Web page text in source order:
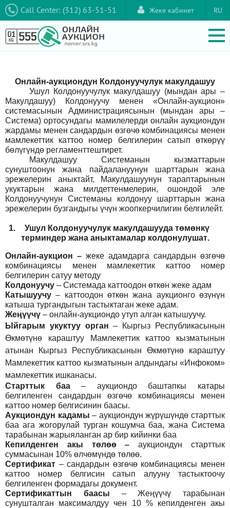
Call Center: (312) 63-51-51 RU
Жеке кабинет
Онлайн-аукциондун Колдонуучулук макулдашуу
Ушул Колдонуучулук макулдашуу (мындан ары –
Макулдашуу) Колдонуучу менен «Онлайн-аукцион»
системасынын Администрациясынын (мындан ары –
Система) ортосундагы мамилелерди онлайн аукциондун
жардамы менен сандардын өзгөчө комбинациясы менен
мамлекеттик каттоо номер белгилерин сатып өткөрүү
бөлүгүндө регламенттештирет.
Макулдашуу Системанын кызматтарын
сунуштоонун жана пайдалануунун шарттарын жана
эрежелерин аныктайт, Макулдашуунун тараптарынын
укуктарын жана милдеттенмелерин, ошондой эле
Колдонуучунун Системаны колдонуу шарттарын жана
эрежелерин бузгандыгы үчүн жоопкерчилигин белгилейт.
1.
Ушул Колдонуучулук макулдашууда төмөнкү
терминдер жана аныктамалар колдонулушат.
Онлайн-аукцион – жеке адамдарга сандардын өзгөчө
комбинациясы менен мамлекеттик каттоо номер
белгилерин сатуу методу
Колдонуучу – Системада каттоодон өткөн жеке адам
Катышуучу – каттоодон өткөн жана аукционго өзүнүн
катыша тургандыгын тастыктаган жеке адам.
Жеңүүчү – онлайн-аукциондо утуп алган катышуучу.
Ыйгарым укуктуу орган –
Кыргыз Республикасынын
Өкмөтүнө караштуу Мамлекеттик каттоо кызматынын
атынан Кыргыз Республикасынын Өкмөтүнө караштуу
Мамлекеттик каттоо кызматынын алдындагы «Инфоком»
мамлекеттик ишканасы.
Старттык баа– аукциондо баштапкы катары
белгиленген сандардын өзгөчө комбинациясы менен
каттоо номер белгисинин баасы.
Аукциондун кадамы – аукциондун жүрүшүндө старттык
баа ага жогорулай турган кошумча баа, жана Система
тарабынан жарыяланган ар бир кийинки баа
Кепилденген акы төлөө
–аукциондун старттык
суммасынан 10% өлчөмүндө төлөө.
Сертификат – сандардын өзгөчө комбинациясы менен
каттоо номер белгисин сатып алууну тастыктоочу
белгиленген формадагы документ.
Сертификаттын баасы – Жеңүүчү тарабынан
сунушталган максималдуу чен 10 % кепилденген акы